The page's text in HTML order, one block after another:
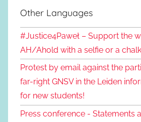
Other Languages
#Justice4Paweł – Support the
AH/Ahold with a selfie or a
Protest by email against the
far-right GNSV in the Leiden
for new students!
Press conference - Statements